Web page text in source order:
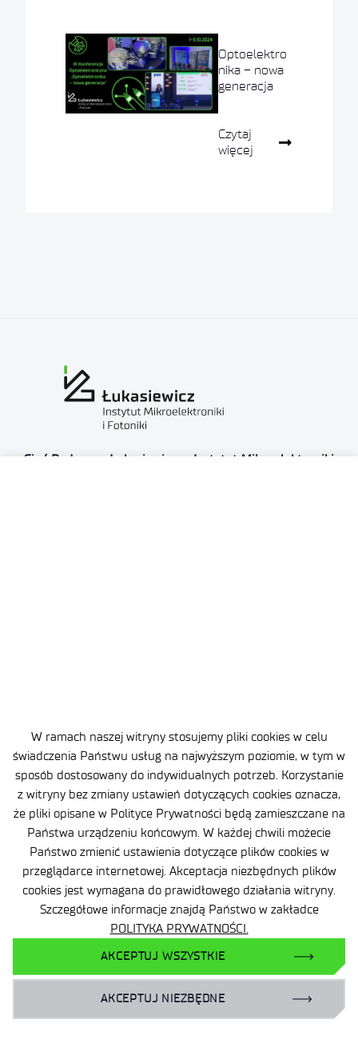
W ramach naszej witryny stosujemy pliki cookies w celu
świadczenia Państwu usług na najwyższym poziomie, w tym w
sposób dostosowany do indywidualnych potrzeb. Korzystanie
z witryny bez zmiany ustawień dotyczących cookies oznacza,
że pliki opisane w Polityce Prywatności będą zamieszczane na
Państwa urządzeniu końcowym. W każdej chwili możecie
Państwo zmienić ustawienia dotyczące plików cookies w
przeglądarce internetowej. Akceptacja niezbędnych plików
cookies jest wymagana do prawidłowego działania witryny.
Szczegółowe informacje znajdą Państwo w zakładce
POLITYKA PRYWATNOŚCI.
AKCEPTUJ WSZYSTKIE
AKCEPTUJ NIEZBĘDNE
Optoelektro
nika – nowa
generacja
Czytaj
więcej
Sieć Badawcza Łukasiewicz — Instytut Mikroelektroniki
sekretariat@imif.lukasiewicz.gov.pl
Dane osobowe
Deklaracja Dostępności
Polityka Prywatności
Ważne informacje
Zamówienia publiczne
Wynajem powierzchni